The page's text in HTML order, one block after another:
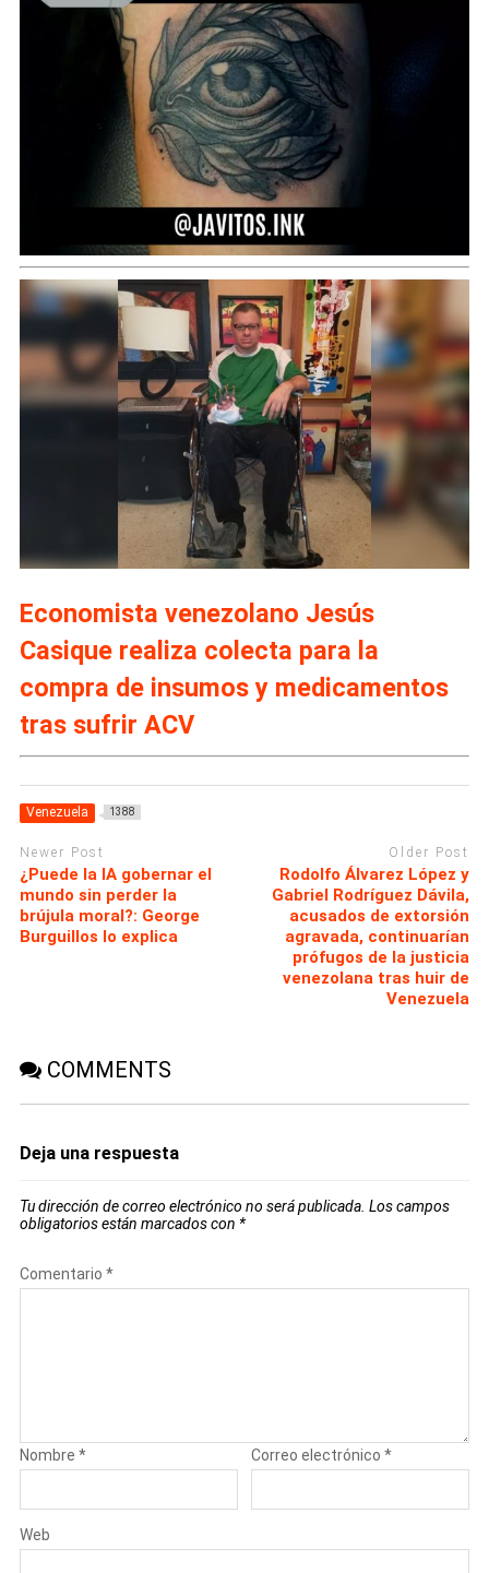
Economista venezolano Jesús
Casique realiza colecta para la
compra de insumos y medicamentos
tras sufrir ACV
Venezuela 1388
Newer Post
¿Puede la IA gobernar el
mundo sin perder la
brújula moral?: George
Burguillos lo explica
Older Post
Rodolfo Álvarez López y
Gabriel Rodríguez Dávila,
acusados de extorsión
agravada, continuarían
prófugos de la justicia
venezolana tras huir de
Venezuela
COMMENTS
Deja una respuesta
Tu dirección de correo electrónico no será publicada. Los campos
obligatorios están marcados con *
Comentario *
Nombre * Correo electrónico*
Web